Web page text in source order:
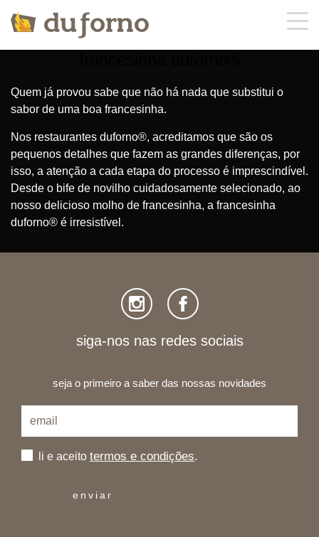
sobre nós
ofertas
contactos
Quem já provou sabe que não há nada que substitui o
sabor de uma boa francesinha.
Nos restaurantes duforno®, acreditamos que são os
pequenos detalhes que fazem as grandes diferenças, por
isso, a atenção a cada etapa do processo é imprescindível.
Desde o bife de novilho cuidadosamente selecionado, ao
nosso delicioso molho de francesinha, a francesinha
duforno® é irresistível.
siga-nos nas redes sociais
seja o primeiro a saber das nossas novidades
li e aceito termos e condições.